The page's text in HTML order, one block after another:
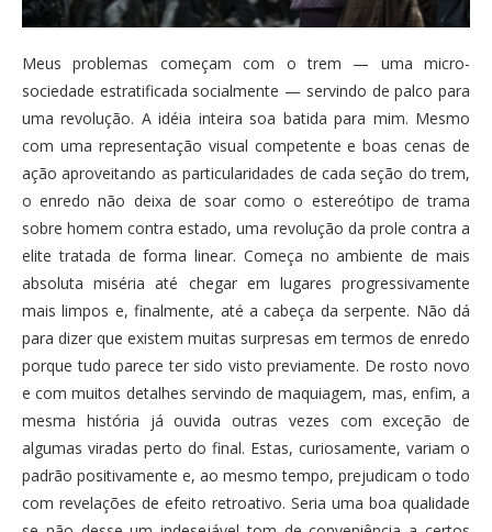
Meus problemas começam com o trem — uma micro-
sociedade estratificada socialmente — servindo de palco para
uma revolução. A idéia inteira soa batida para mim. Mesmo
com uma representação visual competente e boas cenas de
ação aproveitando as particularidades de cada seção do trem,
o enredo não deixa de soar como o estereótipo de trama
sobre homem contra estado, uma revolução da prole contra a
elite tratada de forma linear. Começa no ambiente de mais
absoluta miséria até chegar em lugares progressivamente
mais limpos e, finalmente, até a cabeça da serpente. Não dá
para dizer que existem muitas surpresas em termos de enredo
porque tudo parece ter sido visto previamente. De rosto novo
e com muitos detalhes servindo de maquiagem, mas, enfim, a
mesma história já ouvida outras vezes com exceção de
algumas viradas perto do final. Estas, curiosamente, variam o
padrão positivamente e, ao mesmo tempo, prejudicam o todo
com revelações de efeito retroativo. Seria uma boa qualidade